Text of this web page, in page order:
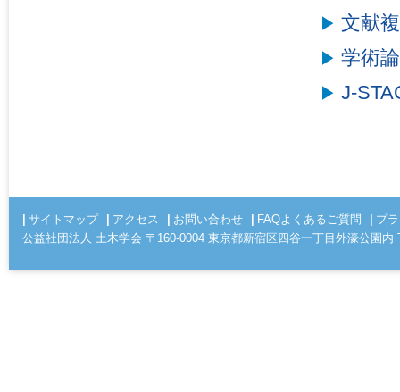
文献
学術
J-
サイトマップ アクセス お問い合わせ FAQよくあるご質問
プ
公益社団法人 土木学会 〒160-0004 東京都新宿区四谷一丁目外濠公園内